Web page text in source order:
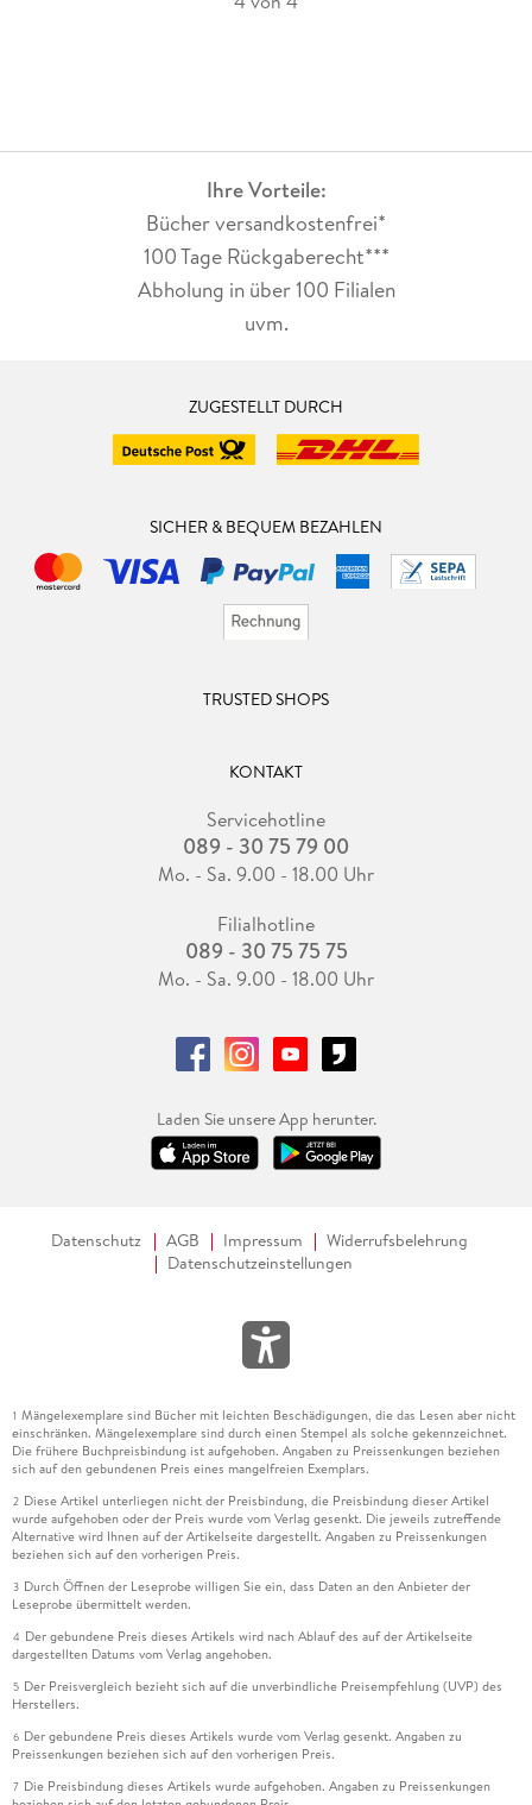
Ihre Vorteile:
Bücher versandkostenfrei*
100 Tage Rückgaberecht***
Abholung in über 100 Filialen
uvm.
ZUGESTELLT DURCH
SICHER & BEQUEM BEZAHLEN
TRUSTED SHOPS
KONTAKT
Servicehotline
089 - 30 75 79 00
Mo. - Sa. 9.00 - 18.00 Uhr
Filialhotline
089 - 30 75 75 75
Mo. - Sa. 9.00 - 18.00 Uhr
Laden Sie unsere App herunter.
Datenschutz AGB Impressum
Widerrufsbelehrung
Datenschutzeinstellungen
1 Mängelexemplare sind Bücher mit leichten Beschädigungen, die das Lesen aber nicht
einschränken. Mängelexemplare sind durch einen Stempel als solche gekennzeichnet.
Die frühere Buchpreisbindung ist aufgehoben. Angaben zu Preissenkungen beziehen
sich auf den gebundenen Preis eines mangelfreien Exemplars.
2 Diese Artikel unterliegen nicht der Preisbindung, die Preisbindung dieser Artikel
wurde aufgehoben oder der Preis wurde vom Verlag gesenkt. Die jeweils zutreffende
Alternative wird Ihnen auf der Artikelseite dargestellt. Angaben zu Preissenkungen
beziehen sich auf den vorherigen Preis.
3 Durch Öffnen der Leseprobe willigen Sie ein, dass Daten an den Anbieter der
Leseprobe übermittelt werden.
4 Der gebundene Preis dieses Artikels wird nach Ablauf des auf der Artikelseite
dargestellten Datums vom Verlag angehoben.
5 Der Preisvergleich bezieht sich auf die unverbindliche Preisempfehlung (UVP) des
Herstellers.
6 Der gebundene Preis dieses Artikels wurde vom Verlag gesenkt. Angaben zu
Preissenkungen beziehen sich auf den vorherigen Preis.
7 Die Preisbindung dieses Artikels wurde aufgehoben. Angaben zu Preissenkungen